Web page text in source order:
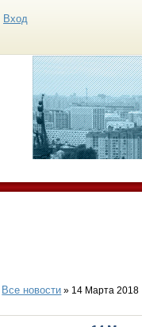
Вход
Все новости » 14 Марта 2018